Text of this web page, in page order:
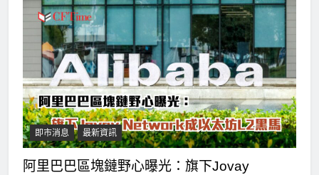
即市消息 最新資訊
阿里巴巴區塊鏈野心曝光：旗下Jovay